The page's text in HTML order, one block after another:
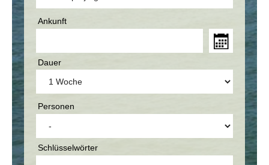
Ankunft
Dauer
Personen
Schlüsselwörter